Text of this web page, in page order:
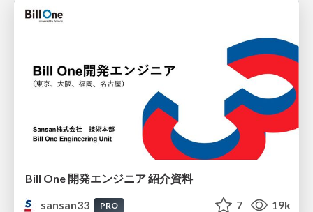
Bill One 開発エンジニア 紹介資料
sansan33
PRO 7 19k